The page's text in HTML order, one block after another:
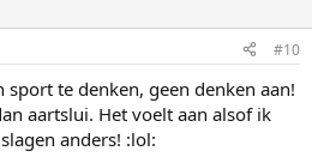
#10
te denken, geen denken aan!
aartslui. Het voelt aan alsof ik
anders! :lol: